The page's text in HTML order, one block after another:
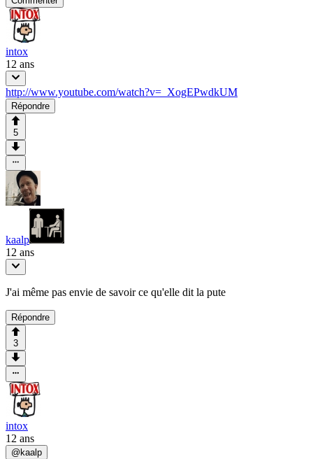
intox
12 ans
http://www.youtube.com/watch?v=_XogEPwdkUM
Répondre
5
kaalp
12 ans
J'ai même pas envie de savoir ce qu'elle dit la pute
Répondre
3
intox
12 ans
@kaalp